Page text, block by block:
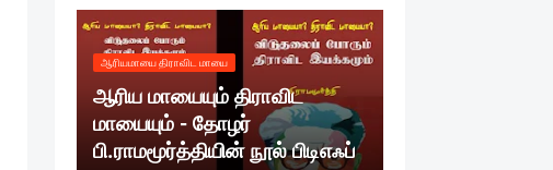
ஆரியமாயை திராவிட மாயை
ஆரிய மாயையும் திராவிட
மாயையும் - தோழர்
பி.ராமமூர்த்தியின் நூல் பிடிஎஃப்